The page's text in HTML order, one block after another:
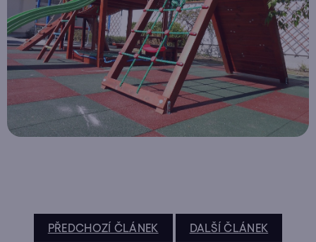
PŘEDCHOZÍ ČLÁNEK DALŠÍ ČLÁNEK